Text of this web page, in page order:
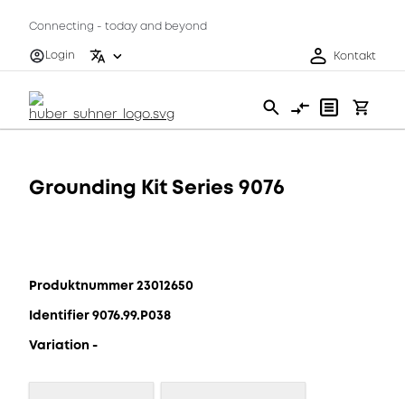
Connecting - today and beyond
Login
Kontakt
Grounding Kit Series 9076
Produktnummer 23012650
Identifier 9076.99.P038
Variation -